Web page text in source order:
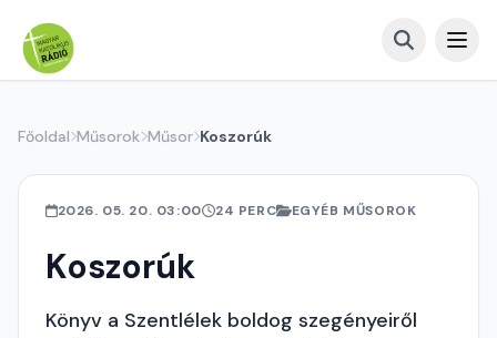
Főoldal Műsorok Műsor Koszorúk
2026. 05. 20. 03:00 24 PERC EGYÉB MŰSOROK
Koszorúk
Könyv a Szentlélek boldog szegényeiről